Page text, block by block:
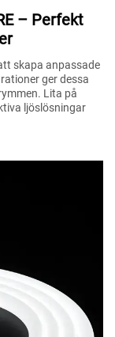
– Perfekt
skapa anpassade
ger dessa
Lita på
ljöslösningar